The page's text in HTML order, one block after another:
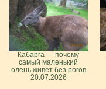
Кабарга — почему
самый маленький
олень живёт без рогов
20.07.2026